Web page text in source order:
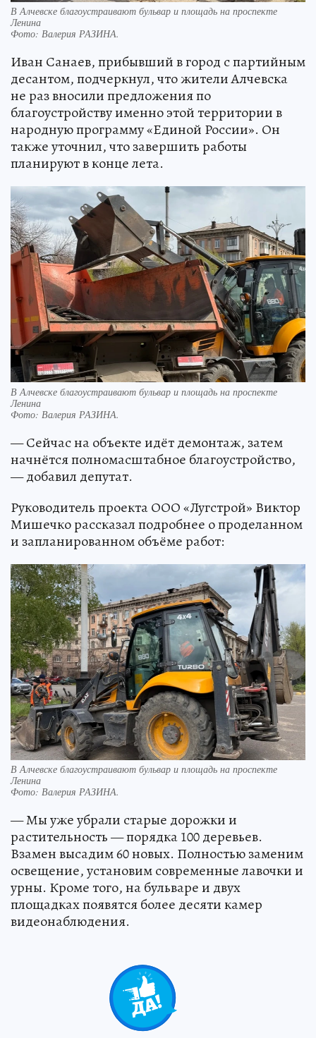
В Алчевске благоустраивают бульвар и площадь на проспекте
Ленина
Фото: Валерия РАЗИНА.
Иван Санаев, прибывший в город с партийным
десантом, подчеркнул, что жители Алчевска
не раз вносили предложения по
благоустройству именно этой территории в
народную программу «Единой России». Он
также уточнил, что завершить работы
планируют в конце лета.
В Алчевске благоустраивают бульвар и площадь на проспекте
Ленина
Фото: Валерия РАЗИНА.
— Сейчас на объекте идёт демонтаж, затем
начнётся полномасштабное благоустройство,
— добавил депутат.
Руководитель проекта ООО «Лугстрой» Виктор
Мишечко рассказал подробнее о проделанном
и запланированном объёме работ:
В Алчевске благоустраивают бульвар и площадь на проспекте
Ленина
Фото: Валерия РАЗИНА.
— Мы уже убрали старые дорожки и
растительность — порядка 100 деревьев.
Взамен высадим 60 новых. Полностью заменим
освещение, установим современные лавочки и
урны. Кроме того, на бульваре и двух
площадках появятся более десяти камер
видеонаблюдения.